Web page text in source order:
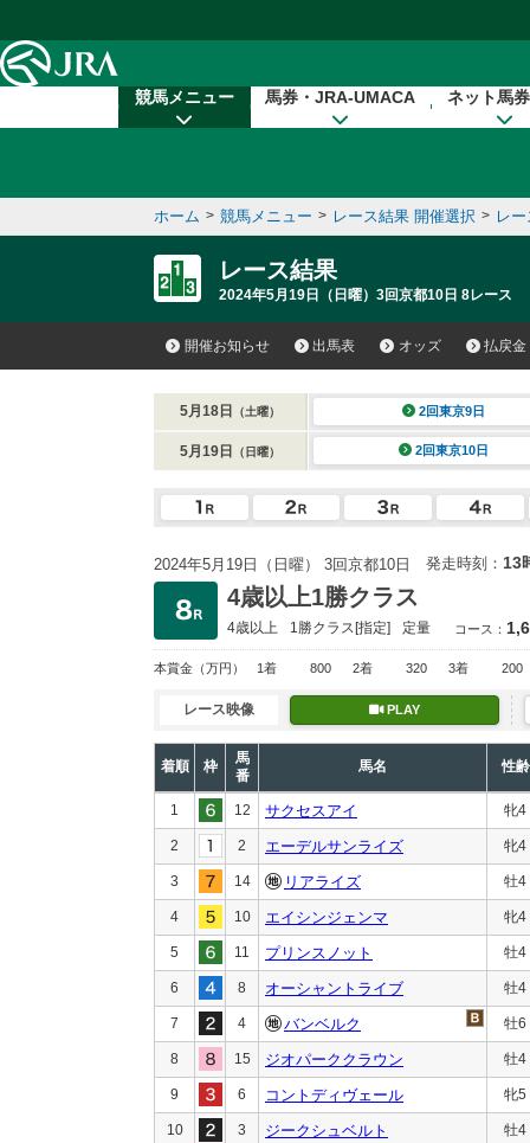
競馬メニュー 馬券・JRA-UMACA ネット馬
ホーム > 競馬メニュー > レース結果 開催選択 > レ
レース結果
2024年5月19日（日曜）3回京都10日 8レース
開催お知らせ 出馬表 オッズ 払戻金
5月18日 （土曜） 2回東京9日
5月19日 （日曜） 2回東京10日
2024年5月19日（日曜） 3回京都10日 発走時刻： 13
4歳以上1勝クラス
4歳以上 1勝クラス[指定] 定量 コース：
本賞金 （万円） 1着 800 2着 320 3着 200
レース映像 PLAY
着順 枠
馬
番
馬名 性齢
1 12 サクセスアイ 牝4
2 2 エーデルサンライズ 牝4
3 14 リアライズ 牡4
4 10 エイシンジェンマ 牝4
5 11 プリンスノット 牡4
6 8 オーシャントライブ 牡4
7 4 バンベルク 牡6
8 15 ジオパーククラウン 牡4
9 6 コントディヴェール 牝5
10 3 ジークシュベルト 牡4